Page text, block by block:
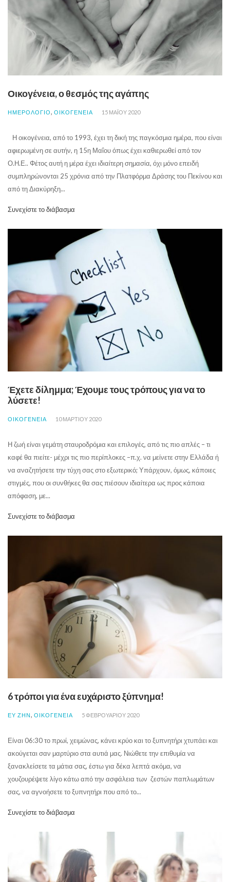
Οικογένεια, ο θεσμός της αγάπης
ΗΜΕΡΟΛΟΓΙΟ, ΟΙΚΟΓΕΝΕΙΑ 15 ΜΑΪ́ΟΥ 2020
Η οικογένεια, από το 1993, έχει τη δική της παγκόσμια ημέρα, που είναι
αφιερωμένη σε αυτήν, η 15η Μαΐου όπως έχει καθιερωθεί από τον
Ο.Η.Ε.. Φέτος αυτή η μέρα έχει ιδιαίτερη σημασία, όχι μόνο επειδή
συμπληρώνονται 25 χρόνια από την Πλατφόρμα Δράσης του Πεκίνου και
από τη Διακύρηξη...
Συνεχίστε το διάβασμα
Έχετε δίλημμα; Έχουμε τους τρόπους για να το
λύσετε!
ΟΙΚΟΓΕΝΕΙΑ 10 ΜΑΡΤΊΟΥ 2020
Η ζωή είναι γεμάτη σταυροδρόμια και επιλογές, από τις πιο απλές – τι
καφέ θα πιείτε- μέχρι τις πιο περίπλοκες –π.χ. να μείνετε στην Ελλάδα ή
να αναζητήσετε την τύχη σας στο εξωτερικό; Υπάρχουν, όμως, κάποιες
στιγμές, που οι συνθήκες θα σας πιέσουν ιδιαίτερα ως προς κάποια
απόφαση, με...
Συνεχίστε το διάβασμα
6 τρόποι για ένα ευχάριστο ξύπνημα!
ΕΥ ΖΗΝ, ΟΙΚΟΓΕΝΕΙΑ 5 ΦΕΒΡΟΥΑΡΊΟΥ 2020
Είναι 06:30 το πρωί, χειμώνας, κάνει κρύο και το ξυπνητήρι χτυπάει και
ακούγεται σαν μαρτύριο στα αυτιά μας. Νιώθετε την επιθυμία να
ξανακλείσετε τα μάτια σας, έστω για δέκα λεπτά ακόμα, να
χουζουρέψετε λίγο κάτω από την ασφάλεια των ζεστών παπλωμάτων
σας, να αγνοήσετε το ξυπνητήρι που από το...
Συνεχίστε το διάβασμα